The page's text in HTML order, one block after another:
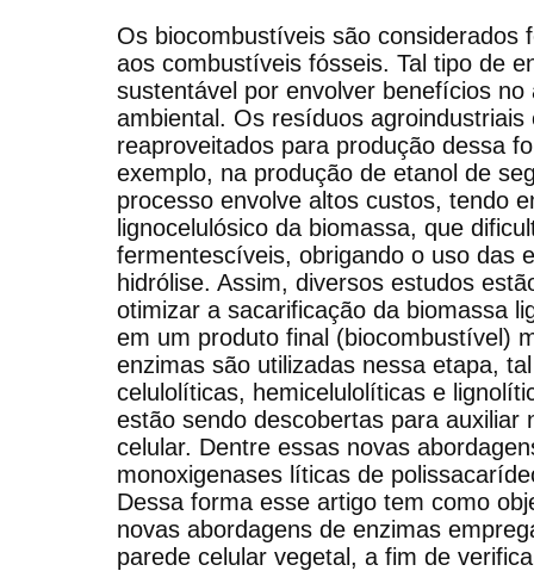
Os biocombustíveis são considerados
aos combustíveis fósseis. Tal tipo de
sustentável por envolver benefícios
ambiental. Os resíduos
reaproveitados para produção dessa
exemplo, na produção de etanol de
processo envolve altos custos, tendo
lignocelulósico da biomassa, que
fermentescíveis, obrigando o uso das
hidrólise. Assim, diversos estudos
otimizar a sacarificação da biomassa
em um produto final (biocombustível)
enzimas são utilizadas nessa etapa,
celulolíticas, hemicelulolíticas e
estão sendo descobertas para auxiliar
celular. Dentre essas novas
monoxigenases líticas de
Dessa forma esse artigo tem como
novas abordagens de enzimas
parede celular vegetal, a fim de